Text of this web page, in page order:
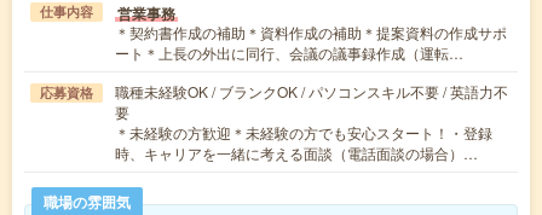
仕事内容 営業事務
＊契約書作成の補助＊資料作成の補助＊提案資料の作成サポ
ート＊上長の外出に同行、会議の議事録作成（運転…
応募資格
職種未経験OK / ブランクOK / パソコンスキル不要 / 英語力不
要
＊未経験の方歓迎＊未経験の方でも安心スタート！・登録
時、キャリアを一緒に考える面談（電話面談の場合）…
職場の雰囲気